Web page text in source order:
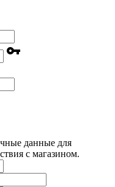
vpn_key
данные для
с магазином.